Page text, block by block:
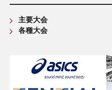
主要大会
各種大会